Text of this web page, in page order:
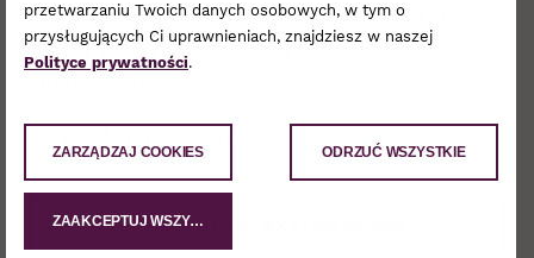
informować na bieżąco, za pośrednictwem
naszej strony internetowej oraz mediów
POWRÓT DO AKTUALNOŚCI
przetwarzaniu Twoich danych osobowych, w tym o
przysługujących Ci uprawnieniach, znajdziesz w naszej
Polityce prywatności.
ZARZĄDZAJ COOKIES ODRZUĆ WSZYSTKIE
ZAAKCEPTUJ WSZYSTKIE